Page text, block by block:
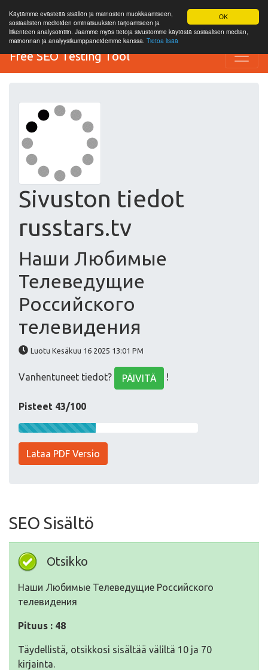
OK
Käytämme evästeitä sisällön ja mainosten muokkaamiseen,
sosiaalisten medioiden ominaisuuksien tarjoamiseen ja
liikenteen analysointiin. Jaamme myös tietoja sivustomme käytöstä sosiaalisen median,
mainonnan ja analyysikumppaneidemme kanssa. Tietoa lisää
Free SEO Testing Tool
Sivuston tiedot
russtars.tv
Наши Любимые
Телеведущие
Российского
телевидения
Luotu Kesäkuu 16 2025 13:01 PM
Vanhentuneet tiedot? PÄIVITÄ !
Pisteet 43/100
Lataa PDF Versio
SEO Sisältö
Otsikko
Наши Любимые Телеведущие Российского
телевидения
Pituus : 48
Täydellistä, otsikkosi sisältää väliltä 10 ja 70
kirjainta.